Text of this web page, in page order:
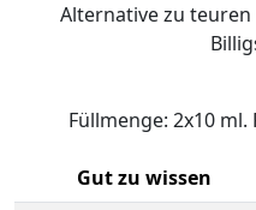
Alternative zu
Füllmenge: 2x10 ml.
Gut zu wissen